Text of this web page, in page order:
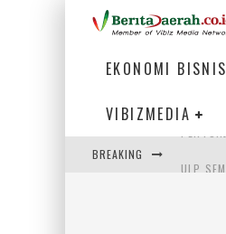
EKONOMI BISNIS
VIBIZMEDIA
BREAKING